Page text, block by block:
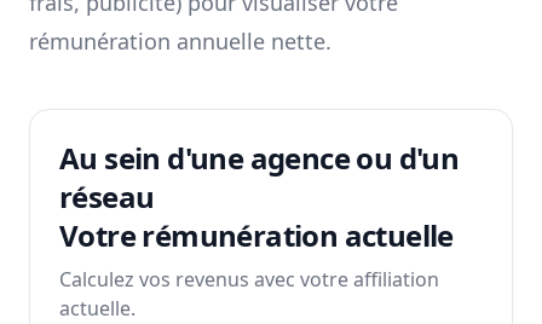
rémunération annuelle nette.
Au sein d'une agence ou d'un
réseau
Votre rémunération actuelle
Calculez vos revenus avec votre affiliation
actuelle.